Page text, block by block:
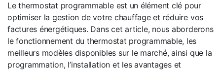
Le thermostat programmable est un élément clé pour
optimiser la gestion de votre chauffage et réduire vos
factures énergétiques. Dans cet article, nous aborderons
le fonctionnement du thermostat programmable, les
meilleurs modèles disponibles sur le marché, ainsi que la
programmation, l’installation et les avantages et